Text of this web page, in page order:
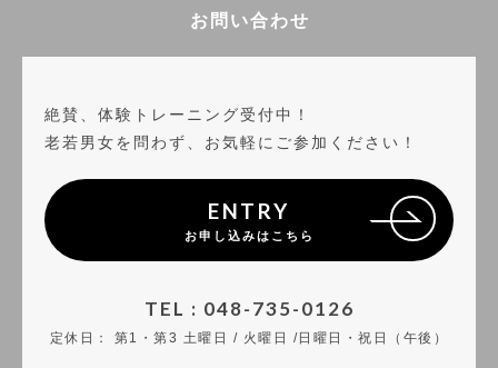
お問い合わせ
絶賛、体験トレーニング受付中！
老若男女を問わず、お気軽にご参加ください！
ENTRY
お申し込みはこちら
TEL : 048-735-0126
定休日： 第1・第3 土曜日 / 火曜日 /日曜日・祝日（午後）